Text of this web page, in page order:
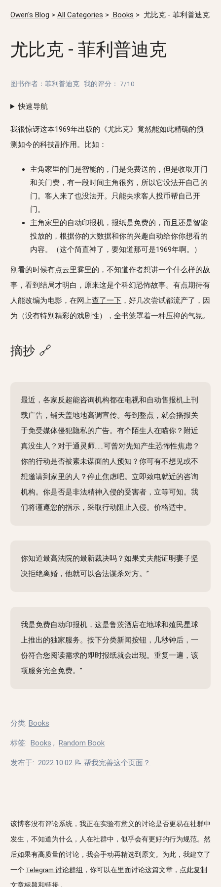
Owen's Blog > All Categories > Books > 尤比克 - 菲利普迪克
尤比克 - 菲利普迪克
图书作者：菲利普迪克 我的评分： 7/10
快速导航
我很惊讶这本1969年出版的《尤比克》竟然能如此精确的预
测如今的科技副作用。比如：
主角家里的门是智能的，门是免费送的，但是收取开门
和关门费，有一段时间主角很穷，所以它没法开自己的
门。客人来了也没法开。只能央求客人投币帮自己开
门。
主角家里的自动印报机，报纸是免费的，而且还是智能
投放的，根据你的大数据和你的兴趣自动给你你想看的
内容。（这个简直神了，要知道那可是1969年啊。）
刚看的时候有点云里雾里的，不知道作者想讲一个什么样的故
事，看到结局才明白，原来这是个科幻恐怖故事。有点期待有
人能改编为电影，在网上查了一下 ，好几次尝试都流产了，因
为（没有特别精彩的戏剧性），全书笼罩着一种压抑的气氛。
摘抄 🔗
最近，各家反超能咨询机构都在电视和自动售报机上刊
载广告，铺天盖地地高调宣传。每到整点，就会播报关
于免受媒体侵犯隐私的广告。有个陌生人在瞄你？附近
真没生人？对于通灵师……可曾对先知产生恐怖性焦虑？
你的行动是否被素未谋面的人预知？你可有不想见或不
想邀请到家里的人？停止焦虑吧。立即致电就近的咨询
机构。你是否是非法精神入侵的受害者，立等可知。我
们将谨遵您的指示，采取行动阻止入侵。价格适中。
你知道最高法院的最新裁决吗？如果丈夫能证明妻子坚
决拒绝离婚，他就可以合法谋杀对方。”
我是免费自动印报机，这是鲁茨酒店在地球和殖民星球
上推出的独家服务。按下分类新闻按钮，几秒钟后，一
份符合您阅读需求的即时报纸就会出现。重复一遍，该
项服务完全免费。”
分类: Books
标签: Books , Random Book
发布于: 2022.10.02 📝 帮我完善这个页面？
该博客没有评论系统，我正在实验有意义的讨论是否更易在社群中
发生，不知道为什么，人在社群中，似乎会有更好的行为规范。然
后如果有高质量的讨论，我会手动再精选到原文。为此，我建立了
一个 Telegram 讨论群组 ，你可以在里面讨论这篇文章， 点此复制
文章标题和链接 。